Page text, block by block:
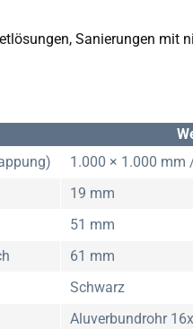
Sanierungen mit
1.000 × 1.000 mm
19 mm
51 mm
61 mm
Schwarz
Aluverbundrohr